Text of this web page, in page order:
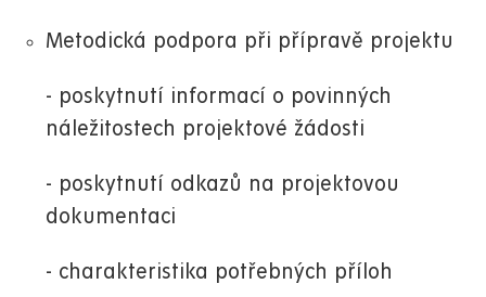
Metodická podpora při přípravě projektu
- poskytnutí informací o povinných
náležitostech projektové žádosti
- poskytnutí odkazů na projektovou
dokumentaci
- charakteristika potřebných příloh